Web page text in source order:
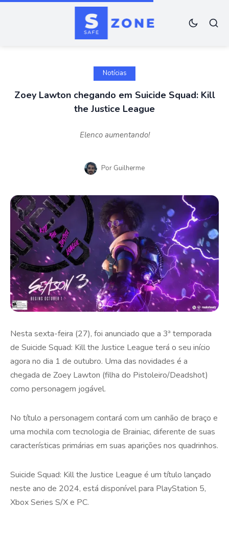
Notícias
Zoey Lawton chegando em Suicide Squad: Kill
the Justice League
Elenco aumentando!
Por Guilherme
Nesta sexta-feira (27), foi anunciado que a 3ª temporada
de Suicide Squad: Kill the Justice League terá o seu início
agora no dia 1 de outubro. Uma das novidades é a
chegada de Zoey Lawton (filha do Pistoleiro/Deadshot)
como personagem jogável.
No título a personagem contará com um canhão de braço e
uma mochila com tecnologia de Brainiac, diferente de suas
características primárias em suas aparições nos quadrinhos.
Suicide Squad: Kill the Justice League é um título lançado
neste ano de 2024, está disponível para PlayStation 5,
Xbox Series S/X e PC.